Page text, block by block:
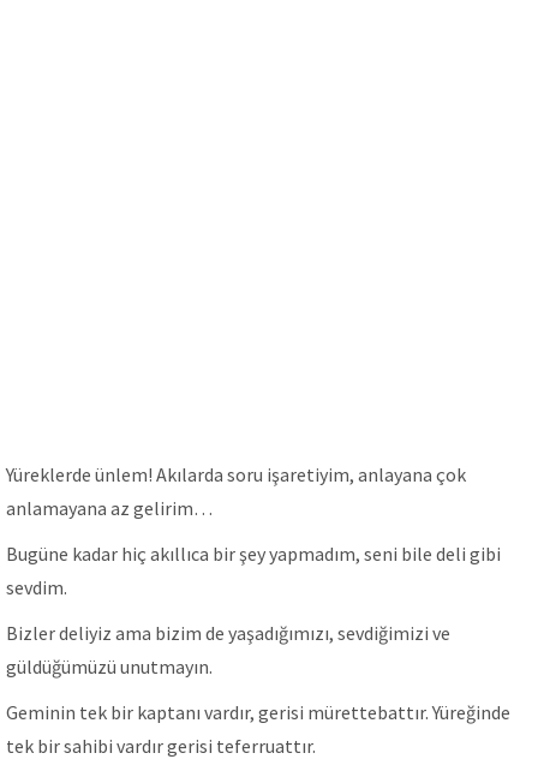
Yüreklerde ünlem! Akılarda soru işaretiyim, anlayana çok
anlamayana az gelirim…
Bugüne kadar hiç akıllıca bir şey yapmadım, seni bile deli gibi
sevdim.
Bizler deliyiz ama bizim de yaşadığımızı, sevdiğimizi ve
güldüğümüzü unutmayın.
Geminin tek bir kaptanı vardır, gerisi mürettebattır. Yüreğinde
tek bir sahibi vardır gerisi teferruattır.